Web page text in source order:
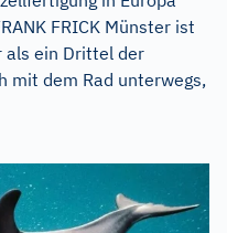
FRICK Münster ist
als ein Drittel der
mit dem Rad unterwegs,